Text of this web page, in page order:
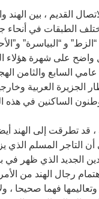
القديم ، بين
الطبقات في أنحاء
و “البياسرة”
على شهرة هؤلاء
السابع والثامن
العربية
الساكنين في
قد تطرقت إلى الهند
التاجر المسلم الذي
الجديد الذي ظهر في
رجال الهند من
فهما صحيحا